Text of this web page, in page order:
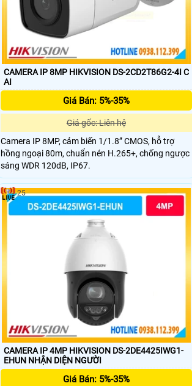
CAMERA IP 8MP HIKVISION DS-2CD2T86G2-4I C
AI
Giá Bán: 5%-35%
Giá gốc: Liên hệ
Camera IP 8MP, cảm biến 1/1.8” CMOS, hỗ trợ
hồng ngoại 80m, chuẩn nén H.265+, chống ngược
sáng WDR 120dB, IP67.
CAMERA IP 4MP HIKVISION DS-2DE4425IWG1-
EHUN NHẬN DIỆN NGƯỜI
Giá Bán: 5%-35%
25